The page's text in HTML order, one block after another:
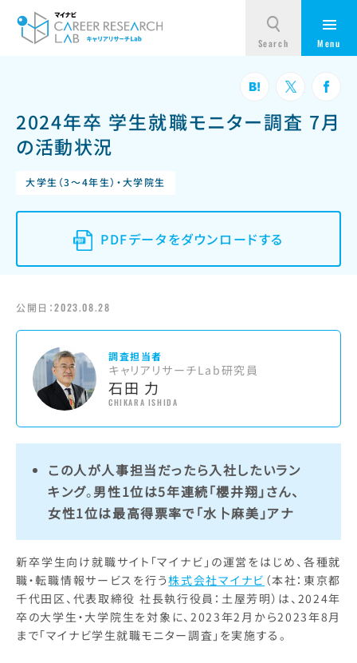
2024年卒 学生就職モニター調査 7月
の活動状況
大学生（3～4年生）・大学院生
PDFデータをダウンロードする
公開日：2023.08.28
調査担当者
キャリアリサーチLab研究員
石田 力
CHIKARA ISHIDA
この人が人事担当だったら入社したいラン
キング。男性1位は5年連続「櫻井翔」さん、
女性1位は最高得票率で「水卜麻美」アナ
新卒学生向け就職サイト「マイナビ」の運営をはじめ、各種就
職・転職情報サービスを行う株式会社マイナビ （本社：東京都
千代田区、代表取締役 社長執行役員：土屋芳明）は、2024年
卒の大学生・大学院生を対象に、2023年2月から2023年8月
まで「マイナビ学生就職モニター調査」を実施する。